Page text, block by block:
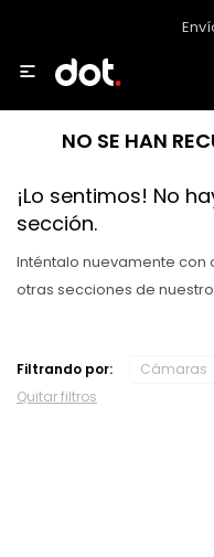

NO SE HAN
¡Lo sentimos! No
sección.
Inténtalo nuevamente con
otras secciones de
Filtrando por: Cámaras
Quitar filtros
Celulares, Relojes y